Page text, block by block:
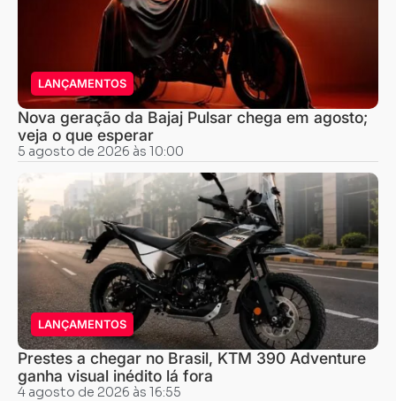
LANÇAMENTOS
Nova geração da Bajaj Pulsar chega em agosto;
veja o que esperar
5 agosto de 2026 às 10:00
LANÇAMENTOS
Prestes a chegar no Brasil, KTM 390 Adventure
ganha visual inédito lá fora
4 agosto de 2026 às 16:55